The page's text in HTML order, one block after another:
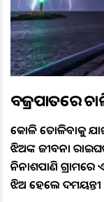
ବଜ୍ରପାତରେ
କୋଳି ତୋଳିବାକୁ
ଝିଅଙ୍କ ଜୀବନ।
ନିନାଶପାଣି
ଝିଅ ହେଲେ ଦମୟନ୍ତୀ